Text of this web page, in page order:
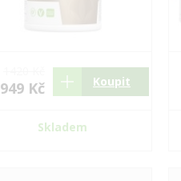
949 Kč Koupit
Skladem